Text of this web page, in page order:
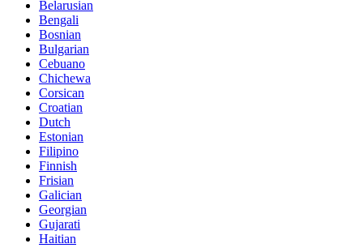
Belarusian
Bengali
Bosnian
Bulgarian
Cebuano
Chichewa
Corsican
Croatian
Dutch
Estonian
Filipino
Finnish
Frisian
Galician
Georgian
Gujarati
Haitian